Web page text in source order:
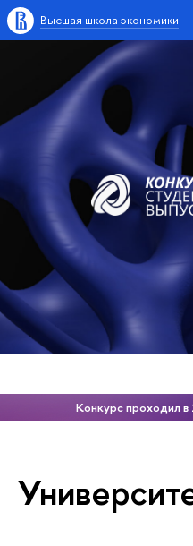
Высшая школа экономики
Конкурс проходил в